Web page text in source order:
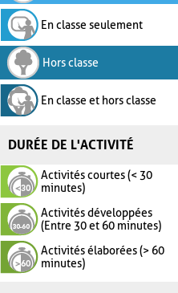
En classe seulement
Hors classe
En classe et hors classe
DURÉE DE L'ACTIVITÉ
Activités courtes (< 30
minutes)
Activités développées
(Entre 30 et 60 minutes)
Activités élaborées (> 60
minutes)